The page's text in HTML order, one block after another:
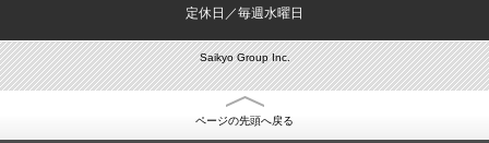
定休日／毎週水曜日
Saikyo Group Inc.
ページの先頭へ戻る